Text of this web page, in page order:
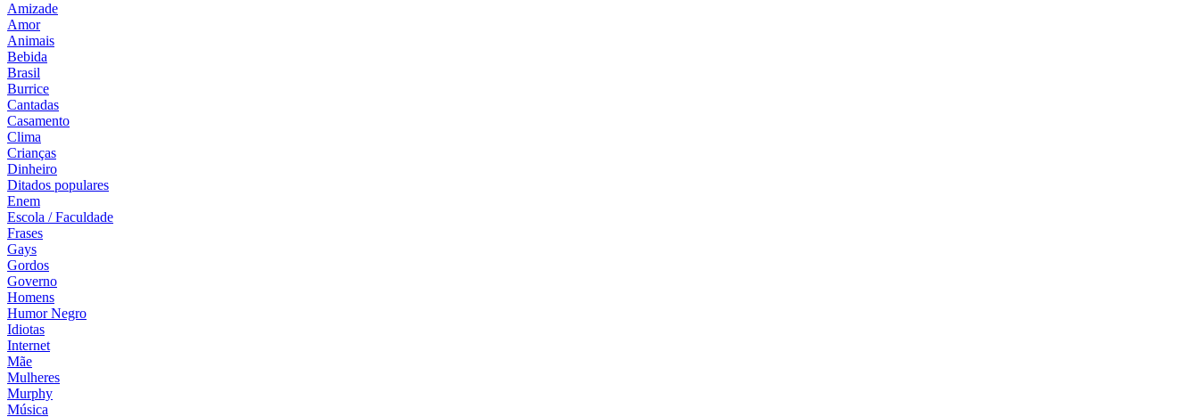
Amizade
Amor
Animais
Bebida
Brasil
Burrice
Cantadas
Casamento
Clima
Crianças
Dinheiro
Ditados populares
Enem
Escola / Faculdade
Frases
Gays
Gordos
Governo
Homens
Humor Negro
Idiotas
Internet
Mãe
Mulheres
Murphy
Música